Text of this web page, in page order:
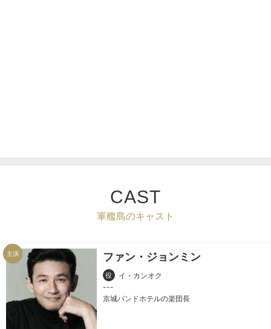
CAST
軍艦島のキャスト
主演 ファン・ジョンミン
役 イ・カンオク
京城パンドホテルの楽団長